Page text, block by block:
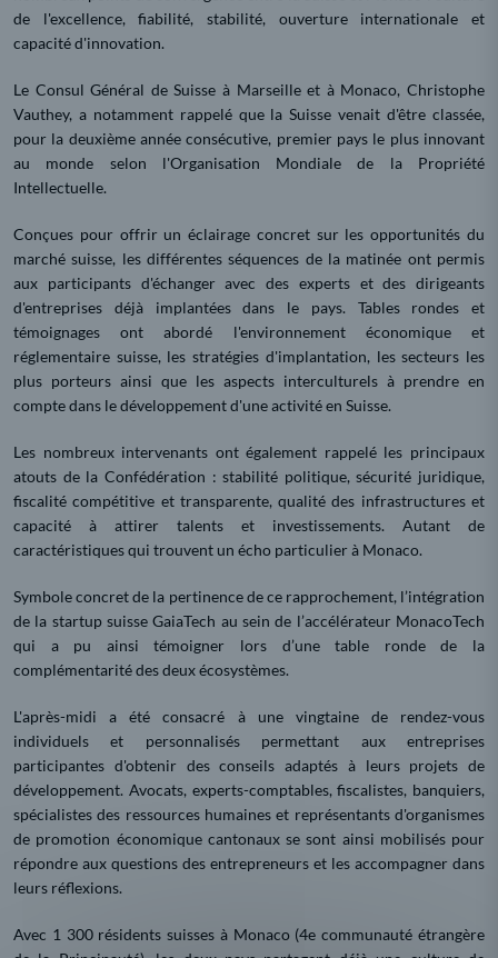
de l'excellence, fiabilité, stabilité, ouverture internationale et
capacité d'innovation.
Le Consul Général de Suisse à Marseille et à Monaco, Christophe
Vauthey, a notamment rappelé que la Suisse venait d'être classée,
pour la deuxième année consécutive, premier pays le plus innovant
au monde selon l'Organisation Mondiale de la Propriété
Intellectuelle.
Conçues pour offrir un éclairage concret sur les opportunités du
marché suisse, les différentes séquences de la matinée ont permis
aux participants d'échanger avec des experts et des dirigeants
d'entreprises déjà implantées dans le pays. Tables rondes et
témoignages ont abordé l'environnement économique et
réglementaire suisse, les stratégies d'implantation, les secteurs les
plus porteurs ainsi que les aspects interculturels à prendre en
compte dans le développement d'une activité en Suisse.
Les nombreux intervenants ont également rappelé les principaux
atouts de la Confédération : stabilité politique, sécurité juridique,
fiscalité compétitive et transparente, qualité des infrastructures et
capacité à attirer talents et investissements. Autant de
caractéristiques qui trouvent un écho particulier à Monaco.
Symbole concret de la pertinence de ce rapprochement, l’intégration
de la startup suisse GaiaTech au sein de l’accélérateur MonacoTech
qui a pu ainsi témoigner lors d’une table ronde de la
complémentarité des deux écosystèmes.
L'après-midi a été consacré à une vingtaine de rendez-vous
individuels et personnalisés permettant aux entreprises
participantes d'obtenir des conseils adaptés à leurs projets de
développement. Avocats, experts-comptables, fiscalistes, banquiers,
spécialistes des ressources humaines et représentants d'organismes
de promotion économique cantonaux se sont ainsi mobilisés pour
répondre aux questions des entrepreneurs et les accompagner dans
leurs réflexions.
Avec 1 300 résidents suisses à Monaco (4e communauté étrangère